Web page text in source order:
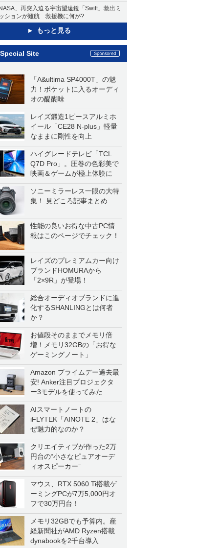
、再突入迫る宇宙望遠鏡「Swift」救出ミ
ションが難航 救援機に何が?
もっと見る
Special Site
「A&ultima SP4000T」の魅
力！ポケットに入るオーディ
オの醍醐味
レイズ鍛造1ピースアルミホ
イール「CE28 N-plus」軽量
なままに剛性を向上
ハイグレードテレビ「TCL
Q7D Pro」。圧巻の色彩美で
映画＆ゲームが極上体験に
ソニーミラーレス一眼の大特
集！ 見どころ記事まとめ
性能の良いお得な中古PC情
報はこのページでチェック！
レイズのプレミアムカー向け
ブランドHOMURAから
「2×9R」が登場！
総合オーディオブランドに進
化するSHANLINGとは何者
か？
お値段そのままでメモリ倍
増！メモリ32GBの「お得な
ゲーミングノート」
Amazon プライムデー過去最
安! Anker注目プロジェクタ
ー3モデルを使ってみた
AIスマートノートの
iFLYTEK「AINOTE 2」はな
ぜ魅力的なのか？
クリエイティブが作った2万
円台の“小さなピュアオーデ
ィオスピーカー”
マウス、RTX 5060 Ti搭載ゲ
ーミングPCが7万5,000円オ
フで30万円台！
メモリ32GBでも予算内。産
経新聞社がAMD Ryzen搭載
dynabookを2千台導入